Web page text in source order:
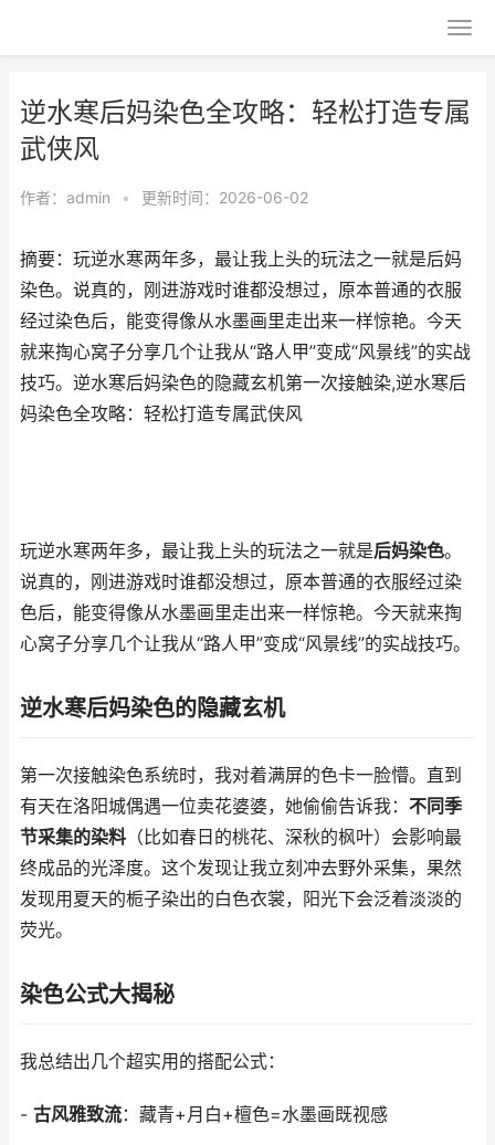
逆水寒后妈染色全攻略：轻松打造专属
武侠风
作者： admin • 更新时间：2026-06-02
摘要：玩逆水寒两年多，最让我上头的玩法之一就是后妈
染色。说真的，刚进游戏时谁都没想过，原本普通的衣服
经过染色后，能变得像从水墨画里走出来一样惊艳。今天
就来掏心窝子分享几个让我从“路人甲”变成“风景线”的实战
技巧。逆水寒后妈染色的隐藏玄机第一次接触染,逆水寒后
妈染色全攻略：轻松打造专属武侠风
玩逆水寒两年多，最让我上头的玩法之一就是后妈染色。
说真的，刚进游戏时谁都没想过，原本普通的衣服经过染
色后，能变得像从水墨画里走出来一样惊艳。今天就来掏
心窝子分享几个让我从“路人甲”变成“风景线”的实战技巧。
逆水寒后妈染色的隐藏玄机
第一次接触染色系统时，我对着满屏的色卡一脸懵。直到
有天在洛阳城偶遇一位卖花婆婆，她偷偷告诉我： 不同季
节采集的染料 （比如春日的桃花、深秋的枫叶）会影响最
终成品的光泽度。这个发现让我立刻冲去野外采集，果然
发现用夏天的栀子染出的白色衣裳，阳光下会泛着淡淡的
荧光。
染色公式大揭秘
我总结出几个超实用的搭配公式：
- 古风雅致流：藏青+月白+檀色=水墨画既视感